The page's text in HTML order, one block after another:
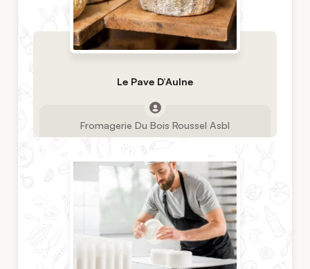
Le Pave D’Aulne
Fromagerie Du Bois Roussel Asbl